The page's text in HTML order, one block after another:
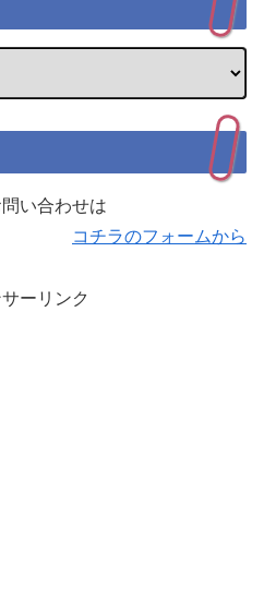
い合わせは
コチラのフォームから
ーリンク